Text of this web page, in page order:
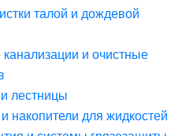
талой и дождевой
и очистные
лестницы
накопители для жидкостей